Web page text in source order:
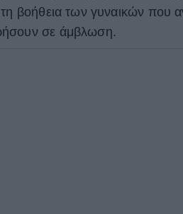
βοήθεια των γυναικών που
σε άμβλωση.